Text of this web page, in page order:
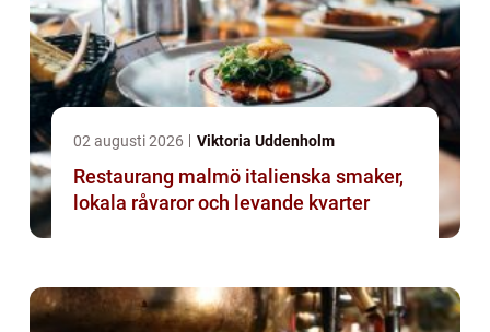
02 augusti 2026 Viktoria Uddenholm
Restaurang malmö italienska smaker,
lokala råvaror och levande kvarter